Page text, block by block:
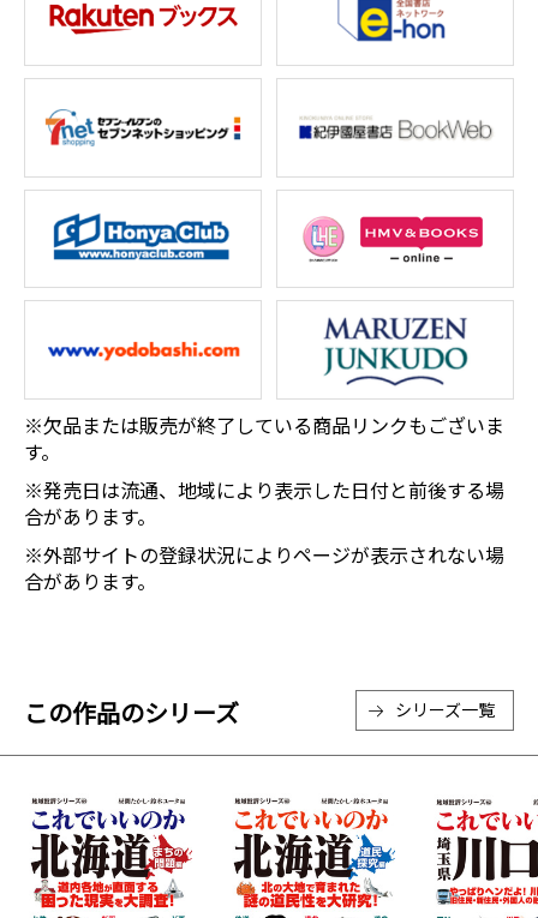
※欠品または販売が終了している商品リンクもございま
す。
※発売日は流通、地域により表示した日付と前後する場
合があります。
※外部サイトの登録状況によりページが表示されない場
合があります。
この作品のシリーズ シリーズ一覧